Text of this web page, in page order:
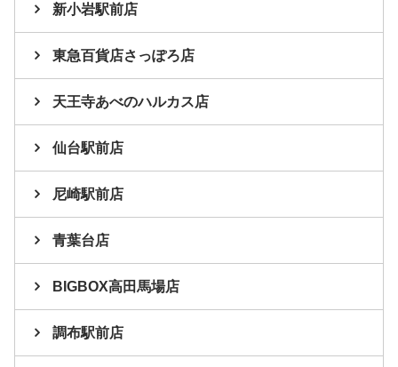
新小岩駅前店
東急百貨店さっぽろ店
天王寺あべのハルカス店
仙台駅前店
尼崎駅前店
青葉台店
BIGBOX高田馬場店
調布駅前店